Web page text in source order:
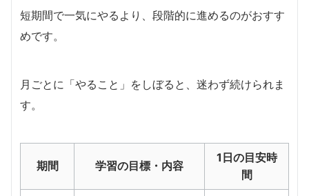
短期間で一気にやるより、段階的に進めるのがおすす
めです。
月ごとに「やること」をしぼると、迷わず続けられま
す。
期間 学習の目標・内容
1日の目安時
間